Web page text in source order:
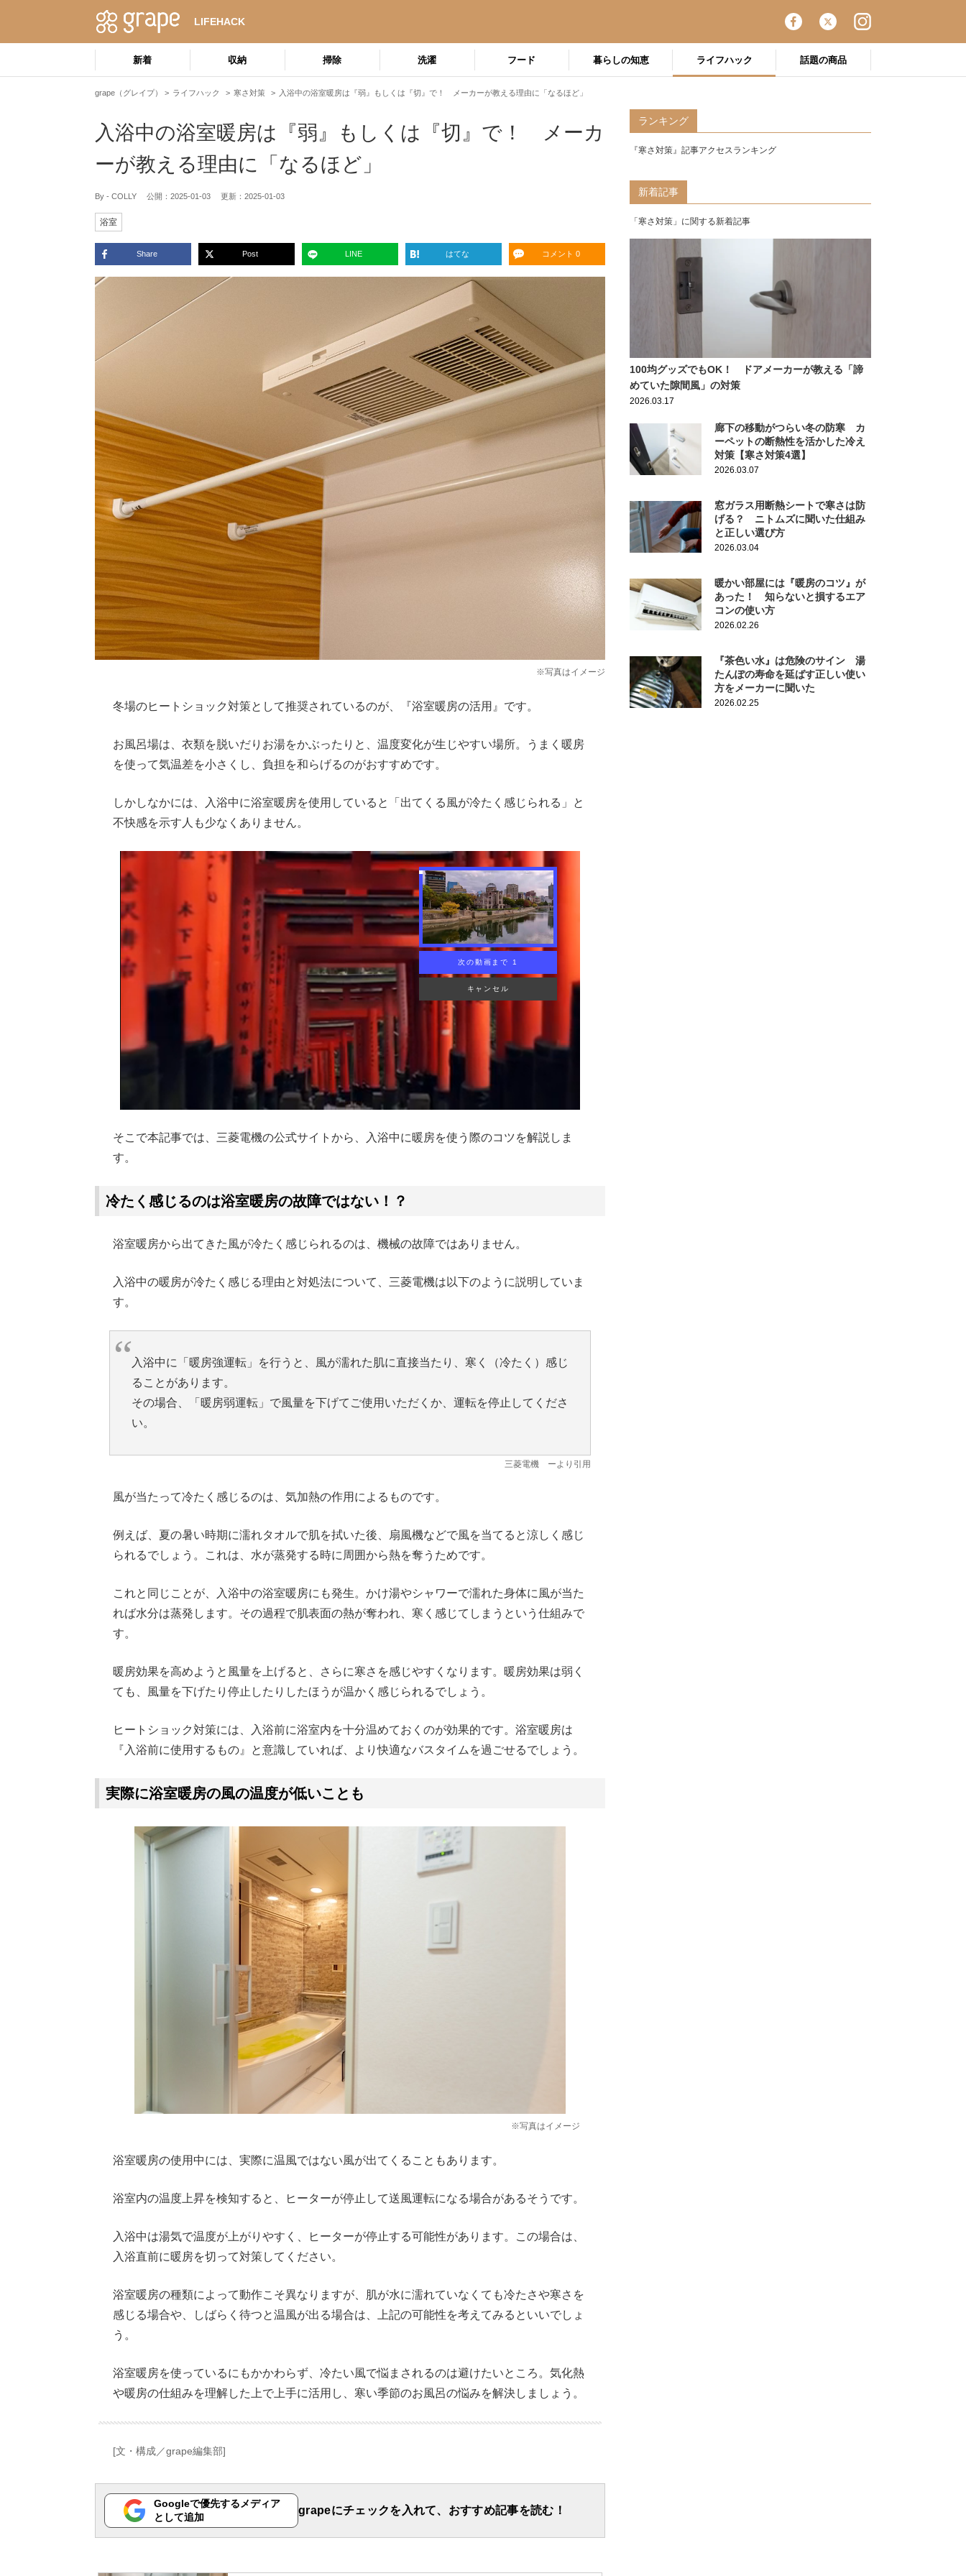
LIFEHACK
新着 収納 掃除 洗濯 フード 暮らしの知恵 ライフハック 話題の商品
grape（グレイプ） ライフハック 寒さ対策 入浴中の浴室暖房は『弱』もしくは『切』で！ メーカーが教える理由に「なるほど」
入浴中の浴室暖房は『弱』もしくは『切』で！ メーカ
ーが教える理由に「なるほど」
By - COLLY 公開： 2025-01-03 更新： 2025-01-03
浴室
Share Post LINE はてな コメント 0
※写真はイメージ
冬場のヒートショック対策として推奨されているのが、『浴室暖房の活用』です。
お風呂場は、衣類を脱いだりお湯をかぶったりと、温度変化が生じやすい場所。うまく暖房
を使って気温差を小さくし、負担を和らげるのがおすすめです。
しかしなかには、入浴中に浴室暖房を使用していると「出てくる風が冷たく感じられる」と
不快感を示す人も少なくありません。
TRUVID 広島と宮島 – 歴史と美しさ
そこで本記事では、三菱電機の公式サイトから、入浴中に暖房を使う際のコツを解説しま
す。
冷たく感じるのは浴室暖房の故障ではない！？
浴室暖房から出てきた風が冷たく感じられるのは、機械の故障ではありません。
入浴中の暖房が冷たく感じる理由と対処法について、三菱電機は以下のように説明していま
す。
入浴中に「暖房強運転」を行うと、風が濡れた肌に直接当たり、寒く（冷たく）感じ
ることがあります。
その場合、「暖房弱運転」で風量を下げてご使用いただくか、運転を停止してくださ
い。
三菱電機 ーより引用
風が当たって冷たく感じるのは、気加熱の作用によるものです。
例えば、夏の暑い時期に濡れタオルで肌を拭いた後、扇風機などで風を当てると涼しく感じ
られるでしょう。これは、水が蒸発する時に周囲から熱を奪うためです。
これと同じことが、入浴中の浴室暖房にも発生。かけ湯やシャワーで濡れた身体に風が当た
れば水分は蒸発します。その過程で肌表面の熱が奪われ、寒く感じてしまうという仕組みで
す。
暖房効果を高めようと風量を上げると、さらに寒さを感じやすくなります。暖房効果は弱く
ても、風量を下げたり停止したりしたほうが温かく感じられるでしょう。
ヒートショック対策には、入浴前に浴室内を十分温めておくのが効果的です。浴室暖房は
『入浴前に使用するもの』と意識していれば、より快適なバスタイムを過ごせるでしょう。
実際に浴室暖房の風の温度が低いことも
※写真はイメージ
浴室暖房の使用中には、実際に温風ではない風が出てくることもあります。
浴室内の温度上昇を検知すると、ヒーターが停止して送風運転になる場合があるそうです。
入浴中は湯気で温度が上がりやすく、ヒーターが停止する可能性があります。この場合は、
入浴直前に暖房を切って対策してください。
浴室暖房の種類によって動作こそ異なりますが、肌が水に濡れていなくても冷たさや寒さを
感じる場合や、しばらく待つと温風が出る場合は、上記の可能性を考えてみるといいでしょ
う。
浴室暖房を使っているにもかかわらず、冷たい風で悩まされるのは避けたいところ。気化熱
や暖房の仕組みを理解した上で上手に活用し、寒い季節のお風呂の悩みを解決しましょう。
[文・構成／grape編集部]
Googleで優先するメディア
として追加
grapeにチェックを入れて、おすすめ記事を読む！
ランキング
『寒さ対策』記事アクセスランキング
新着記事
「寒さ対策」に関する新着記事
100均グッズでもOK！ ドアメーカーが教える「諦
めていた隙間風」の対策
2026.03.17
廊下の移動がつらい冬の防寒 カ
ーペットの断熱性を活かした冷え
対策【寒さ対策4選】
2026.03.07
窓ガラス用断熱シートで寒さは防
げる？ ニトムズに聞いた仕組み
と正しい選び方
2026.03.04
暖かい部屋には『暖房のコツ』が
あった！ 知らないと損するエア
コンの使い方
2026.02.26
『茶色い水』は危険のサイン 湯
たんぽの寿命を延ばす正しい使い
方をメーカーに聞いた
2026.02.25